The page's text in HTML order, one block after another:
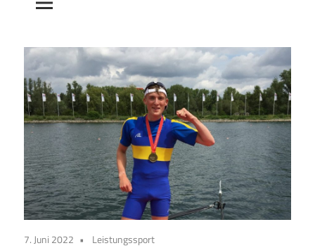
7. Juni 2022 Leistungssport